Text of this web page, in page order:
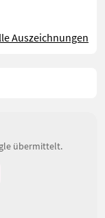
Auszeichnungen
übermittelt.